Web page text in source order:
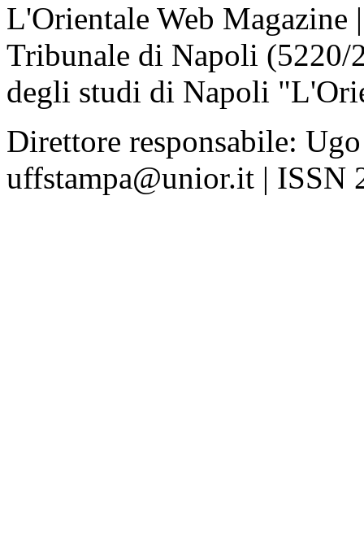
L'Orientale Web Magazine
Tribunale di Napoli
degli studi di Napoli
Direttore responsabile:
uffstampa@unior.it | ISSN